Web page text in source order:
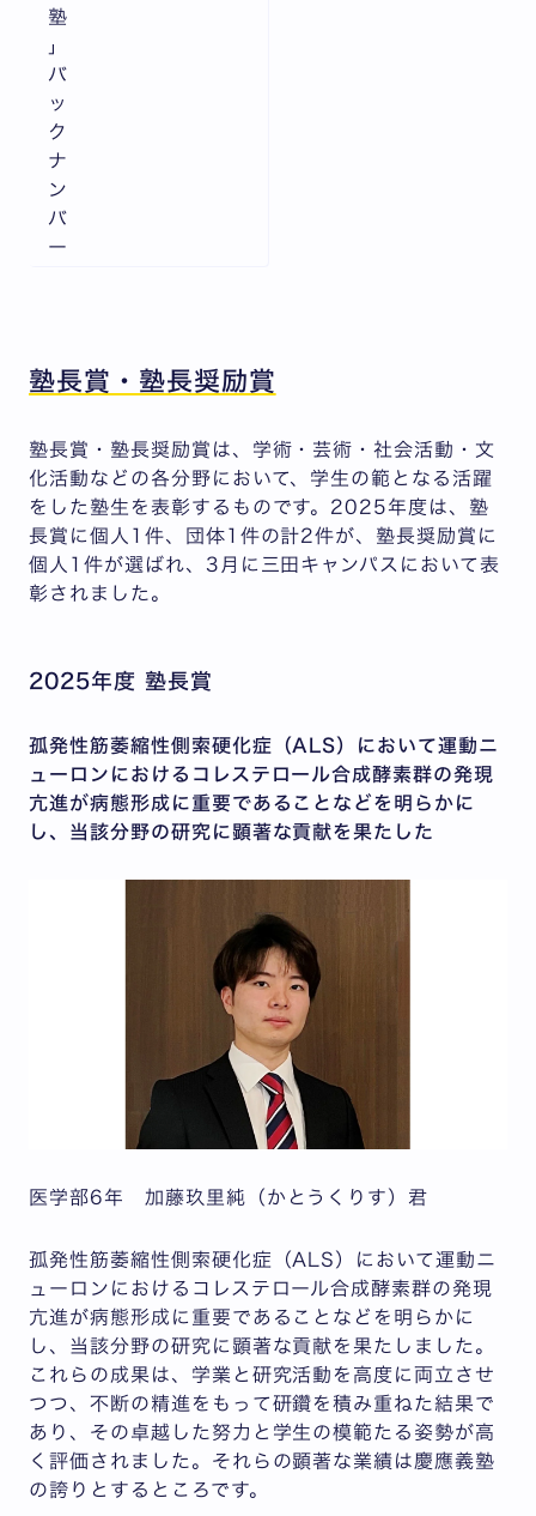
塾
」
バ
ッ
ク
ナ
ン
バ
ー
塾長賞・塾長奨励賞
塾長賞・塾長奨励賞は、学術・芸術・社会活動・文
化活動などの各分野において、学生の範となる活躍
をした塾生を表彰するものです。2025年度は、塾
長賞に個人1件、団体1件の計2件が、塾長奨励賞に
個人1件が選ばれ、3月に三田キャンパスにおいて表
彰されました。
2025年度 塾長賞
孤発性筋萎縮性側索硬化症（ALS）において運動ニ
ューロンにおけるコレステロール合成酵素群の発現
亢進が病態形成に重要であることなどを明らかに
し、当該分野の研究に顕著な貢献を果たした
医学部6年 加藤玖里純（かとうくりす）君
孤発性筋萎縮性側索硬化症（ALS）において運動ニ
ューロンにおけるコレステロール合成酵素群の発現
亢進が病態形成に重要であることなどを明らかに
し、当該分野の研究に顕著な貢献を果たしました。
これらの成果は、学業と研究活動を高度に両立させ
つつ、不断の精進をもって研鑽を積み重ねた結果で
あり、その卓越した努力と学生の模範たる姿勢が高
く評価されました。それらの顕著な業績は慶應義塾
の誇りとするところです。